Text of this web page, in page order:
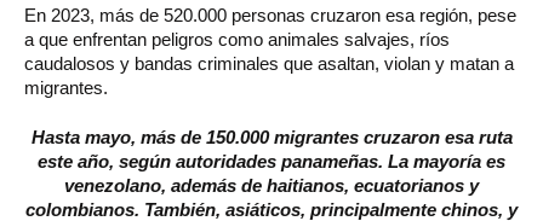
En 2023, más de 520.000 personas cruzaron esa región, pese
a que enfrentan peligros como animales salvajes, ríos
caudalosos y bandas criminales que asaltan, violan y matan a
migrantes.
Hasta mayo, más de 150.000 migrantes cruzaron esa ruta
este año, según autoridades panameñas. La mayoría es
venezolano, además de haitianos, ecuatorianos y
colombianos. También, asiáticos, principalmente chinos, y